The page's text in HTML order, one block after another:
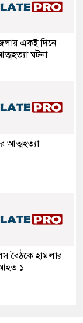
একই দিনে
ঘটনা
আত্মহত্যা
বৈঠকে হামলার
১